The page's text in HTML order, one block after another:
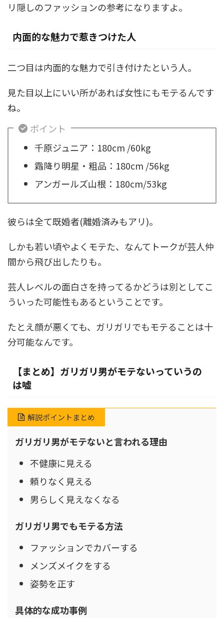
リ隠しのファッションの参考になりますよ。
内面的な魅力で惹きつけた人
二つ目は内面的な魅力で引き付けたという人。
見た目以上にいい所があれば女性にもモテるんです
ね。
ポイント
千原ジュニア：180cm /60kg
霜降り明星・粗品：180cm /56kg
アンガールズ山根：180cm/53kg
彼らは全て既婚者(離婚済みもアリ)。
しかも若い頃やよくモテた、なんてトークが芸人仲
間から飛び出したりも。
芸人レベルの面白さを持ってるかどうは別としてこ
ういった可能性もあるということです。
たとえ顔が悪くても、ガリガリでもモテることは十
分可能なんです。
【まとめ】ガリガリ男がモテないっていうの
は嘘
解説ポイントまとめ
ガリガリ男がモテないと言われる理由
不健康に見える
頼りなく見える
男らしく見えなくなる
ガリガリ男でもモテる方法
ファッションでカバーする
メンズメイクをする
姿勢を正す
具体的な成功事例